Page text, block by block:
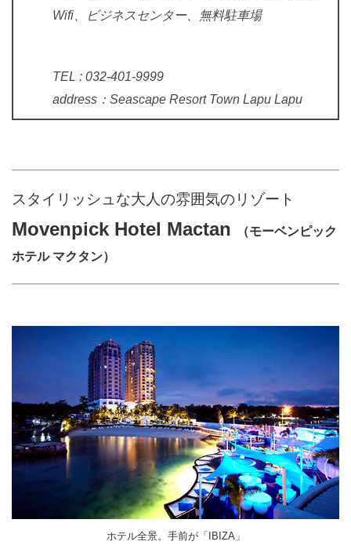
Wifi、ビジネスセンター、
無料駐車場
TEL : 032-401-9999
address：Seascape Resort Town Lapu Lapu
スタイリッシュな大人の雰囲気のリゾート
Movenpick Hotel Mactan
（モーベンピック
ホテル マクタン）
ホテル全景。手前が「IBIZA」